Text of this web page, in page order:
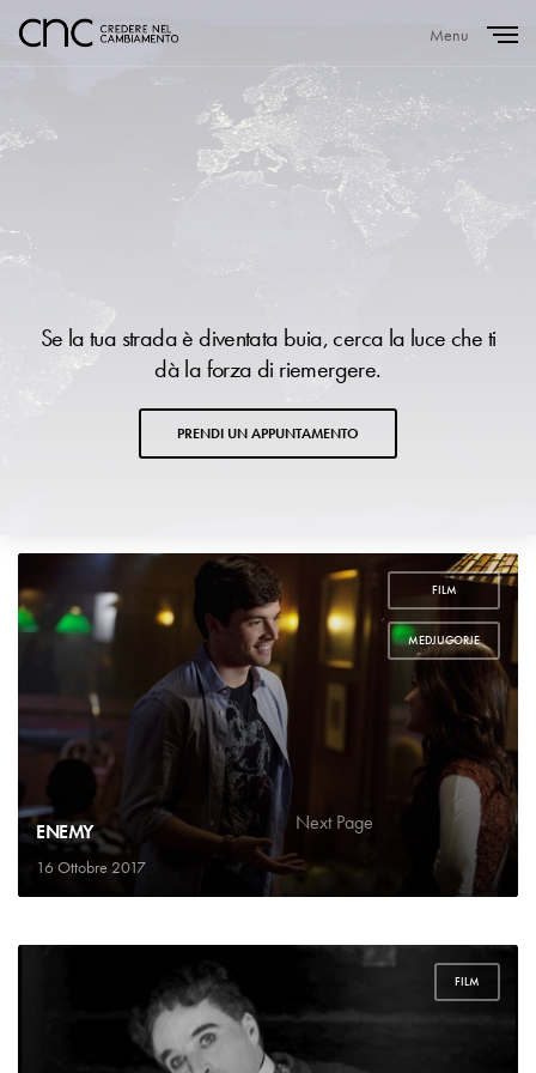
Menu
Se la tua strada è diventata buia, cerca la luce che ti
dà la forza di riemergere.
PRENDI UN APPUNTAMENTO
FILM
,
MEDJUGORJE
ENEMY
16 Ottobre 2017
FILM
1 2 … Next Page